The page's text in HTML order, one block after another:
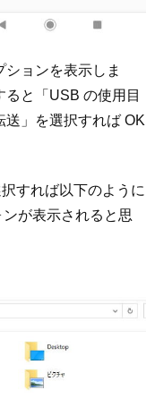
ョンを表示しま
と「USB の使用目
送」を選択すれば OK
すれば以下のように
が表示されると思